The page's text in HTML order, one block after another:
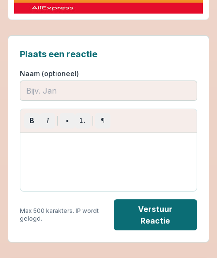
Plaats een reactie
Naam (optioneel)
B I • 1. ¶
Max 500 karakters. IP wordt
gelogd.
Verstuur
Reactie